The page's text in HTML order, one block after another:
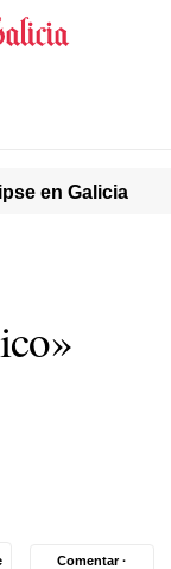
en Galicia
Comentar ·